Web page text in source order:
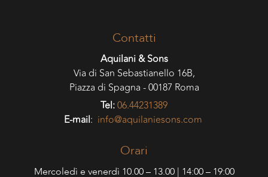
Contatti
Aquilani & Sons
Via di San Sebastianello 16B,
Piazza di Spagna - 00187 Roma
Tel:06.44231389
E-mail: info@aquilaniesons.com
Orari
Mercoledì e venerdì 10.00 – 13.00 | 14:00 – 19:00